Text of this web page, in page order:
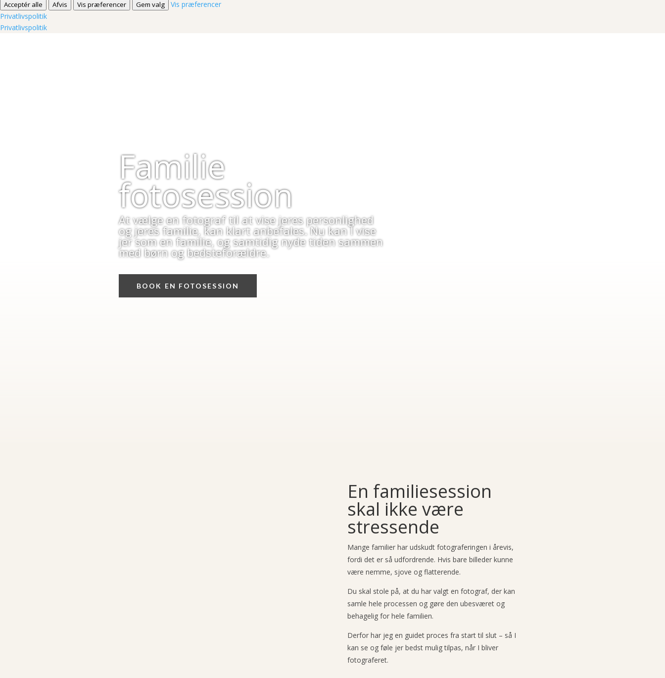
Acceptér alle Afvis Vis præferencer Gem valg
Vis præferencer
Privatlivspolitik
Privatlivspolitik
Familie
fotosession
At vælge en fotograf til at vise jeres personlighed
og jeres familie, kan klart anbefales. Nu kan I vise
jer som en familie, og samtidig nyde tiden sammen
med børn og bedsteforældre.
BOOK EN FOTOSESSION
En familiesession
skal ikke være
stressende
Mange familier har udskudt fotograferingen i årevis,
fordi det er så udfordrende. Hvis bare billeder kunne
være nemme, sjove og flatterende.
Du skal stole på, at du har valgt en fotograf, der kan
samle hele processen og gøre den ubesværet og
behagelig for hele familien.
Derfor har jeg en guidet proces fra start til slut – så I
kan se og føle jer bedst mulig tilpas, når I bliver
fotograferet.